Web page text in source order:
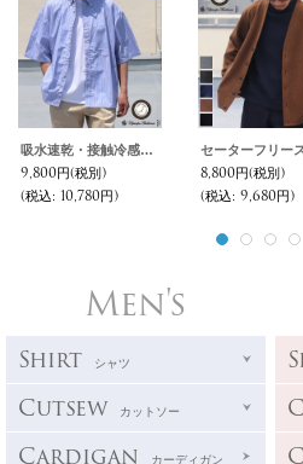
吸水速乾・接触冷感・UVカット「多機能TECH 」 コットンライク ストライプ ボタンダウン ボクシーAライン ハーフスリーブシャツ【MADE IN JAPAN】『日本製』/ Upscape Audience
9,800円(税別)
(税込: 10,780円)
8,800円(税別)
(税込: 9,680円)
Men's
Shirt シャツ
Cutsew カットソー
Cardigan カーディガン